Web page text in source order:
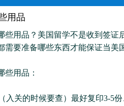
用品
用品？美国留学不是收到签证
需要准备哪些东西才能保证当美
用品：
关的时候要查）最好复印3-5份